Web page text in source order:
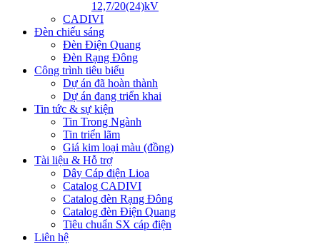
12,7/20(24)kV
CADIVI
Đèn chiếu sáng
Đèn Điện Quang
Đèn Rạng Đông
Công trình tiêu biểu
Dự án đã hoàn thành
Dự án đang triển khai
Tin tức & sự kiện
Tin Trong Ngành
Tin triển lãm
Giá kim loại màu (đồng)
Tài liệu & Hỗ trợ
Dây Cáp điện Lioa
Catalog CADIVI
Catalog đèn Rạng Đông
Catalog đèn Điện Quang
Tiêu chuẩn SX cáp điện
Liên hệ